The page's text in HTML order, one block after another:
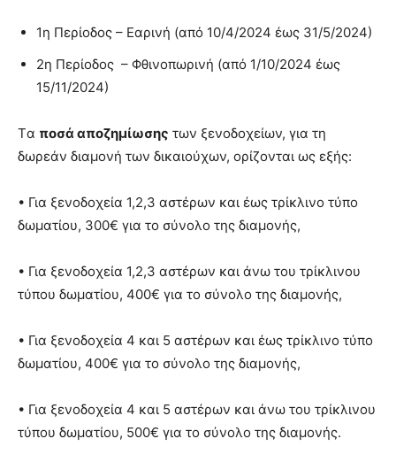
1η Περίοδος – Εαρινή (από 10/4/2024 έως 31/5/2024)
2η Περίοδος – Φθινοπωρινή (από 1/10/2024 έως
15/11/2024)
Tα ποσά αποζημίωσης των ξενοδοχείων, για τη
δωρεάν διαμονή των δικαιούχων, ορίζονται ως εξής:
• Για ξενοδοχεία 1,2,3 αστέρων και έως τρίκλινο τύπο
δωματίου, 300€ για το σύνολο της διαμονής,
• Για ξενοδοχεία 1,2,3 αστέρων και άνω του τρίκλινου
τύπου δωματίου, 400€ για το σύνολο της διαμονής,
• Για ξενοδοχεία 4 και 5 αστέρων και έως τρίκλινο τύπο
δωματίου, 400€ για το σύνολο της διαμονής,
• Για ξενοδοχεία 4 και 5 αστέρων και άνω του τρίκλινου
τύπου δωματίου, 500€ για το σύνολο της διαμονής.